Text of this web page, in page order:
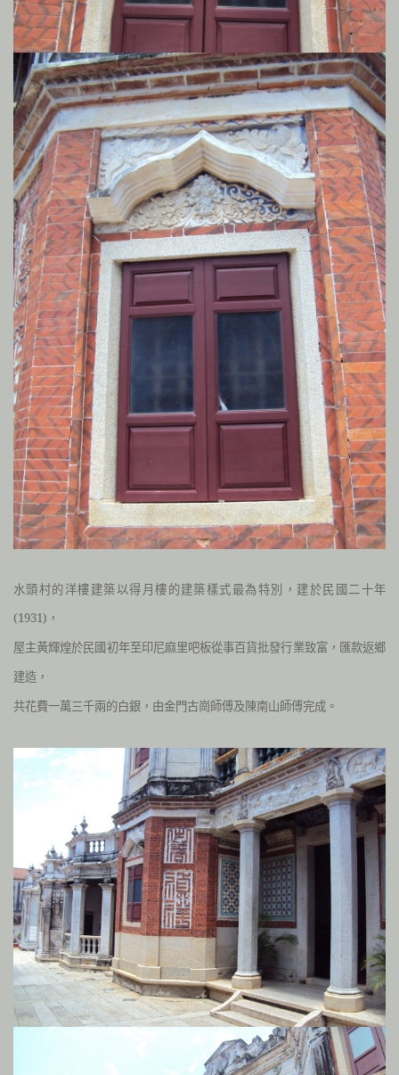
水頭村的洋樓建築以得月樓的建築樣式最為特別，建於民國二十年
(1931)，
屋主黃輝煌於民國初年至印尼麻里吧板從事百貨批發行業致富，匯款返鄉
建造，
共花費一萬三千兩的白銀，由金門古崗師傅及陳南山師傅完成。